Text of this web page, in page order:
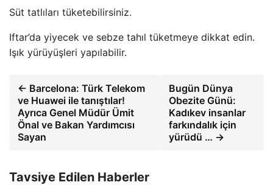
Süt tatlıları tüketebilirsiniz.
Iftar’da yiyecek ve sebze tahıl tüketmeye dikkat edin.
Işık yürüyüşleri yapılabilir.
← Barcelona: Türk Telekom
ve Huawei ile tanıştılar!
Ayrıca Genel Müdür Ümit
Önal ve Bakan Yardımcısı
Sayan
Bugün Dünya
Obezite Günü:
Kadıkev insanlar
farkındalık için
yürüdü … →
Tavsiye Edilen Haberler